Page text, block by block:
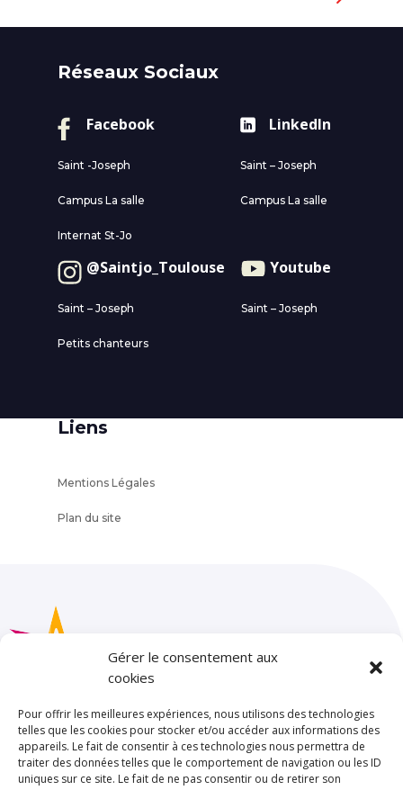
Gérer le consentement aux
cookies
Pour offrir les meilleures expériences, nous utilisons des technologies
telles que les cookies pour stocker et/ou accéder aux informations des
appareils. Le fait de consentir à ces technologies nous permettra de
traiter des données telles que le comportement de navigation ou les ID
uniques sur ce site. Le fait de ne pas consentir ou de retirer son
SAINT JOSEPH – LA SALLE TOULOUSE
85 rue de Limayrac. BP 25202
Réseaux Sociaux
Facebook
Saint -Joseph
Campus La salle
Internat St-Jo
LinkedIn
Saint – Joseph
Campus La salle
@Saintjo_Toulouse
Saint – Joseph
Petits chanteurs
Youtube
Saint – Joseph
Liens
Mentions Légales
Plan du site